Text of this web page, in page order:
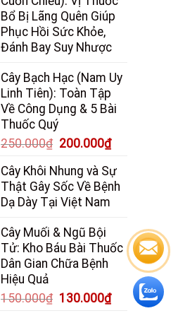
Bổ Bị Lãng Quên Giúp
Phục Hồi Sức Khỏe,
Đánh Bay Suy Nhược
Cây Bạch Hạc (Nam Uy
Linh Tiên): Toàn Tập
Về Công Dụng & 5 Bài
Thuốc Quý
250.000₫ Giá
là:
250.000₫.
200.000₫Giá
tại
là:
Cây Khôi Nhung và Sự
Thật Gây Sốc Về Bệnh
Dạ Dày Tại Việt Nam
Cây Muối & Ngũ Bội
Tử: Kho Báu Bài Thuốc
Dân Gian Chữa Bệnh
Hiệu Quả
150.000₫ Giá
130.000₫Giá